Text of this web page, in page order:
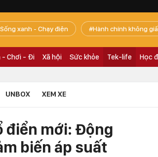
Sống xanh - Chạy điện Hành chính không
- Chơi - Đi Xã hội Sức khỏe Tek-life Học
UNBOX XEM XE
điển mới: Động
biến áp suất